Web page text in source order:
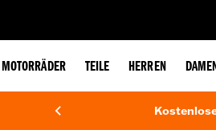
MOTORRÄDER TEILE HERREN